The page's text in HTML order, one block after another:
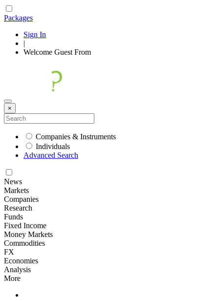
Packages
Sign In
|
Welcome Guest From
×
Companies & Instruments
Individuals
Advanced Search
News
Markets
Companies
Research
Funds
Fixed Income
Money Markets
Commodities
FX
Economies
Analysis
More